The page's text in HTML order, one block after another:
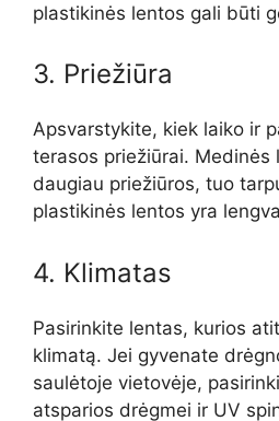
plastikinės lentos gali būti
3. Priežiūra
Apsvarstykite, kiek laiko ir
terasos priežiūrai. Medinės
daugiau priežiūros, tuo
plastikinės lentos yra
4. Klimatas
Pasirinkite lentas, kurios
klimatą. Jei gyvenate
saulėtoje vietovėje,
atsparios drėgmei ir UV